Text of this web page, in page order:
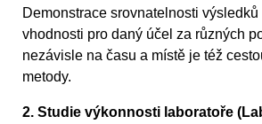
Demonstrace srovnatelnosti výsledků
vhodnosti pro daný účel za různých
nezávisle na času a místě je též
metody.
2. Studie výkonnosti laboratoře